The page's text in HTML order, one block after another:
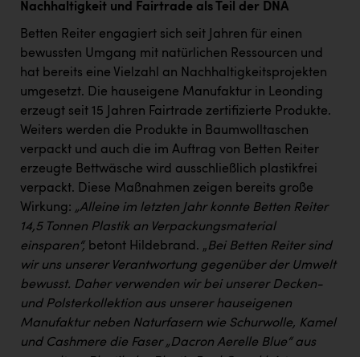
Nachhaltigkeit und Fairtrade als Teil der DNA
Betten Reiter engagiert sich seit Jahren für einen
bewussten Umgang mit natürlichen Ressourcen und
hat bereits eine Vielzahl an Nachhaltigkeitsprojekten
umgesetzt. Die hauseigene Manufaktur in Leonding
erzeugt seit 15 Jahren Fairtrade zertifizierte Produkte.
Weiters werden die Produkte in Baumwolltaschen
verpackt und auch die im Auftrag von Betten Reiter
erzeugte Bettwäsche wird ausschließlich plastikfrei
verpackt. Diese Maßnahmen zeigen bereits große
Wirkung: „Alleine im letzten Jahr konnte Betten Reiter
14,5 Tonnen Plastik an Verpackungsmaterial
einsparen“, betont Hildebrand. „Bei Betten Reiter sind
wir uns unserer Verantwortung gegenüber der Umwelt
bewusst. Daher verwenden wir bei unserer Decken-
und Polsterkollektion aus unserer hauseigenen
Manufaktur neben Naturfasern wie Schurwolle, Kamel
und Cashmere die Faser „Dacron Aerelle Blue“ aus